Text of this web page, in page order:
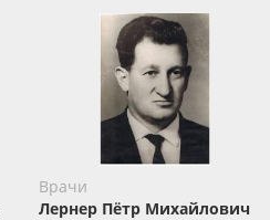
Врачи
Лернер Пётр Михайлович